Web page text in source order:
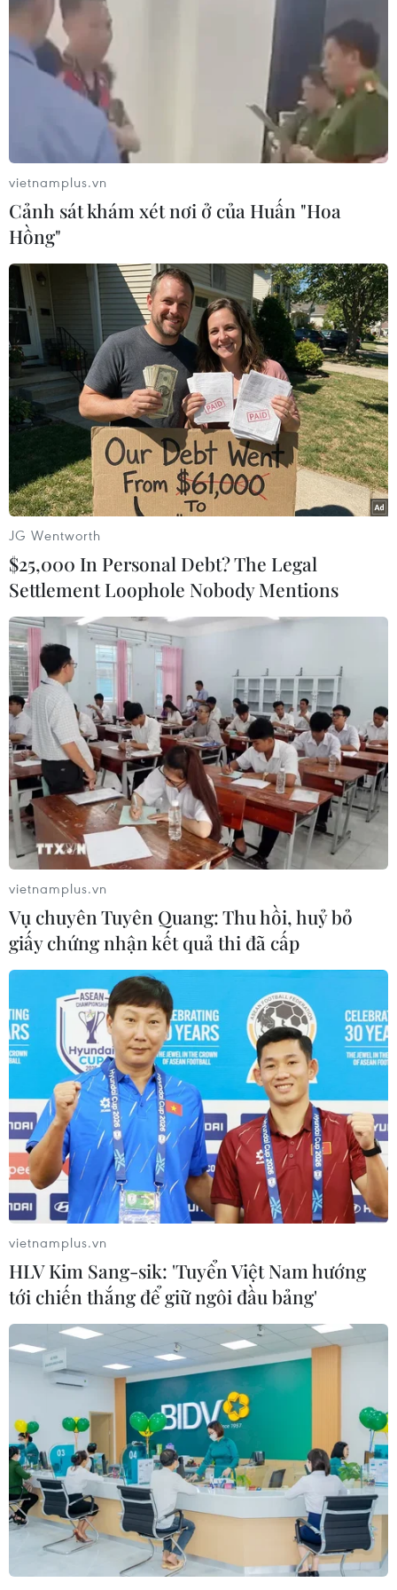
05/04/2016 08:51
Ngoại trưởng Saudi Arabia yêu cầu
Iran thay đổi cách hành xử
Saudi Arabia đưa ra điều kiện nối lại
mối quan hệ với Iran
10/03/2016 01:47
Tunisia tuyên bố sẽ không cắt đứt
quan hệ ngoại giao với Iran
11/02/2016 00:13
Iran bắt 100 người liên quan vụ tấn
công đại sứ quán Saudi Arabia
Ngoại trưởng Mỹ nỗ lực xoa dịu căng
thẳng Saudi Arabia-Iran
23/01/2016 10:40
Iran tố cáo OIC nhượng bộ trước áp
lực của Saudi Arabia
22/01/2016 23:39
OIC đề xuất hàn gắn rạn nứt giữa hai
nước Saudi Arabia và Iran
22/01/2016 00:46
Saudi Arabia cáo buộc Iran gieo rắc
sự "bất ổn và hỗn loạn"
20/01/2016 00:02
Pakistan làm trung gian hòa giải giữa
Iran và Saudi Arabia
17/01/2016 05:01
Xem thêm
CƠ QUAN CHỦ QUẢN: THÔNG TẤN XÃ VIỆT NAM
Tổng Biên tập: TRẦN TIẾN DUẨN
Phó Tổng Biên tập: NGUYỄN THỊ TÁM, KHÚC THANH
THỦY
Sở hữu trí tuệ
Quy định sử dụng
RSS
TTXVN
vietnamplus.vn
Cảnh sát khám xét nơi ở của Huấn "Hoa
Hồng"
JG Wentworth
$25,000 In Personal Debt? The Legal
Settlement Loophole Nobody Mentions
vietnamplus.vn
Vụ chuyên Tuyên Quang: Thu hồi, huỷ bỏ
giấy chứng nhận kết quả thi đã cấp
vietnamplus.vn
HLV Kim Sang-sik: 'Tuyển Việt Nam hướng
tới chiến thắng để giữ ngôi đầu bảng'